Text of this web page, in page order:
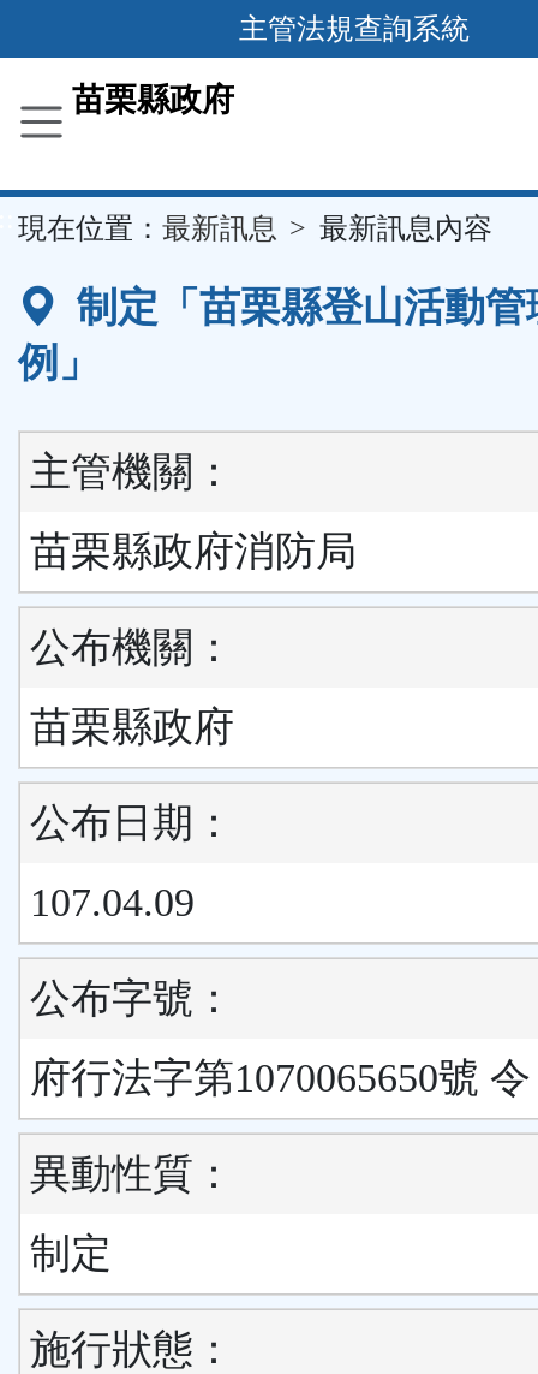
到
要
容
區
主管法規查詢系統
苗栗縣政府
現在位置： 最新訊息 最新訊息內容
制定「苗栗縣登山活動管
例」
主管機關：
苗栗縣政府消防局
公布機關：
苗栗縣政府
公布日期：
107.04.09
公布字號：
府行法字第1070065650號 令
異動性質：
制定
施行狀態：